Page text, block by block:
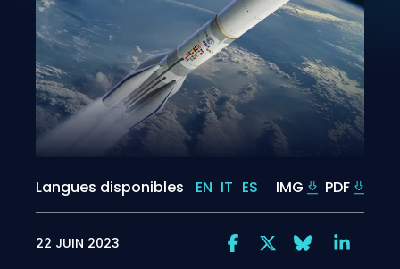
Langues disponibles EN IT ES IMG PDF
22 JUIN 2023